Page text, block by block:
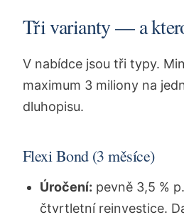
Tři varianty — a
V nabídce jsou tři typy.
maximum 3 miliony na
dluhopisu.
Flexi Bond (3 měsíce)
Úročení: pevně 3,5 %
čtvrtletní reinvestice.